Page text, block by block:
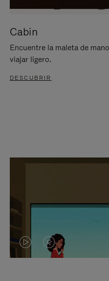
Cabin
Encuentre la maleta de
viajar ligero.
DESCUBRIR
EL
EL